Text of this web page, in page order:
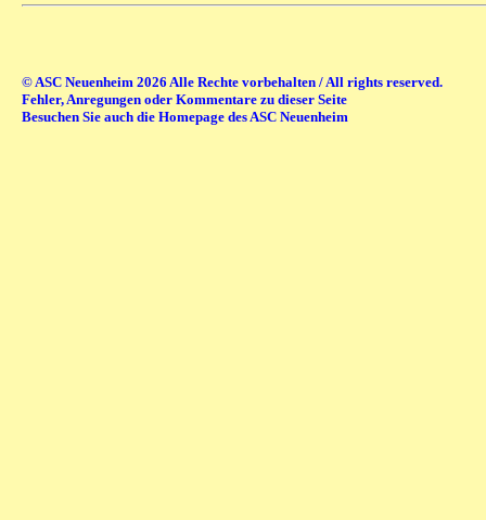
© ASC Neuenheim 2026 Alle Rechte vorbehalten / All rights reserved.
Fehler, Anregungen oder Kommentare zu dieser Seite
Besuchen Sie auch die Homepage des ASC Neuenheim